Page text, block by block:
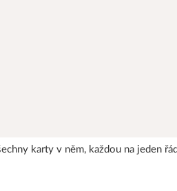
karty v něm, každou na jeden